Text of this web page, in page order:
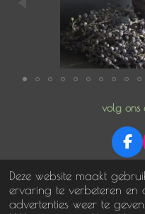
Deze website maakt
ervaring te verbeteren en
advertenties weer te
volg ons
F
a
c
e
b
Powered byJouwWeb